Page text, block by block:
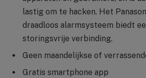
lastig om te hacken. Het
draadloos alarmsysteem biedt
storingsvrije verbinding.
Geen maandelijkse of
Gratis smartphone app